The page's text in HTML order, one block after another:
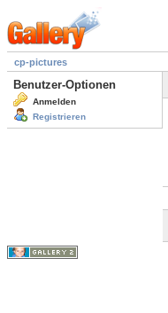
cp-pictures
Benutzer-Optionen
Anmelden
Registrieren